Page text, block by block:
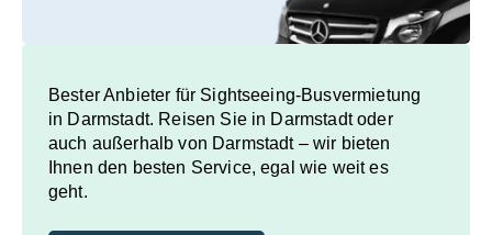
Bester Anbieter für Sightseeing-Busvermietung
in Darmstadt. Reisen Sie in Darmstadt oder
auch außerhalb von Darmstadt – wir bieten
Ihnen den besten Service, egal wie weit es
geht.